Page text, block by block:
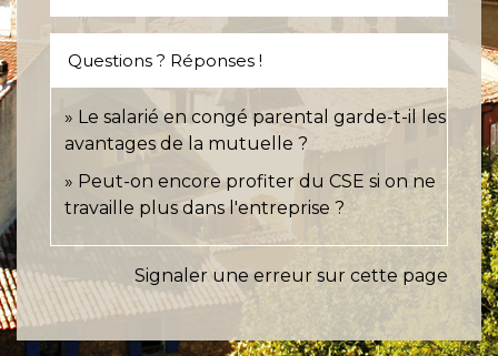
Questions ? Réponses !
Le salarié en congé parental garde-t-il les
avantages de la mutuelle ?
Peut-on encore profiter du CSE si on ne
travaille plus dans l'entreprise ?
Signaler une erreur sur cette page